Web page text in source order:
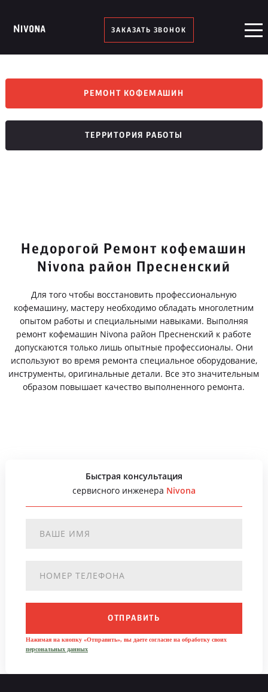
ЗАКАЗАТЬ ЗВОНОК
РЕМОНТ КОФЕМАШИН
ТЕРРИТОРИЯ РАБОТЫ
Недорогой Ремонт кофемашин
Nivona район Пресненский
Для того чтобы восстановить профессиональную
кофемашину, мастеру необходимо обладать многолетним
опытом работы и специальными навыками. Выполняя
ремонт кофемашин Nivona район Пресненский к работе
допускаются только лишь опытные профессионалы. Они
используют во время ремонта специальное оборудование,
инструменты, оригинальные детали. Все это значительным
образом повышает качество выполненного ремонта.
Быстрая консультация
сервисного инженера Nivona
ОТПРАВИТЬ
Нажимая на кнопку «Отправить», вы даете согласие на обработку своих
персональных данных